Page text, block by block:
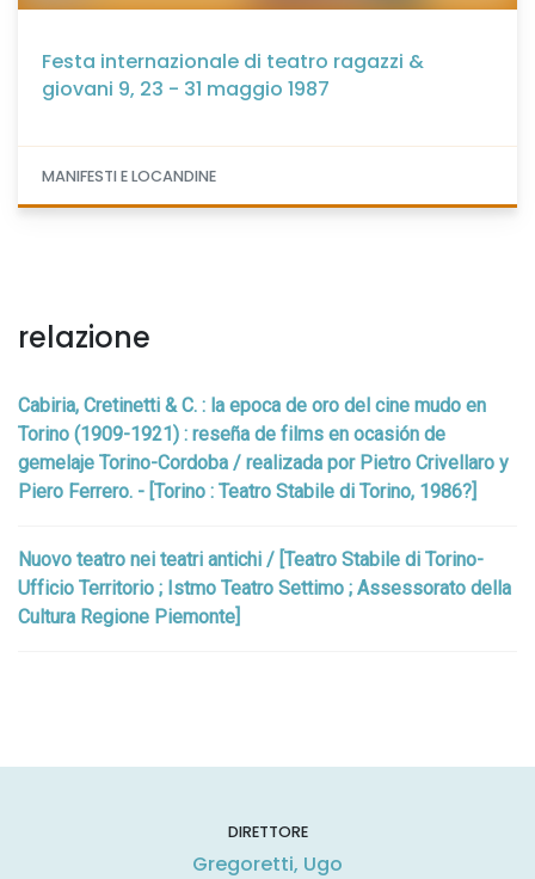
Festa internazionale di teatro ragazzi &
giovani 9, 23 - 31 maggio 1987
MANIFESTI E LOCANDINE
relazione
Cabiria, Cretinetti & C. : la epoca de oro del cine mudo en
Torino (1909-1921) : reseña de films en ocasión de
gemelaje Torino-Cordoba / realizada por Pietro Crivellaro y
Piero Ferrero. - [Torino : Teatro Stabile di Torino, 1986?]
Nuovo teatro nei teatri antichi / [Teatro Stabile di Torino-
Ufficio Territorio ; Istmo Teatro Settimo ; Assessorato della
Cultura Regione Piemonte]
DIRETTORE
Gregoretti, Ugo